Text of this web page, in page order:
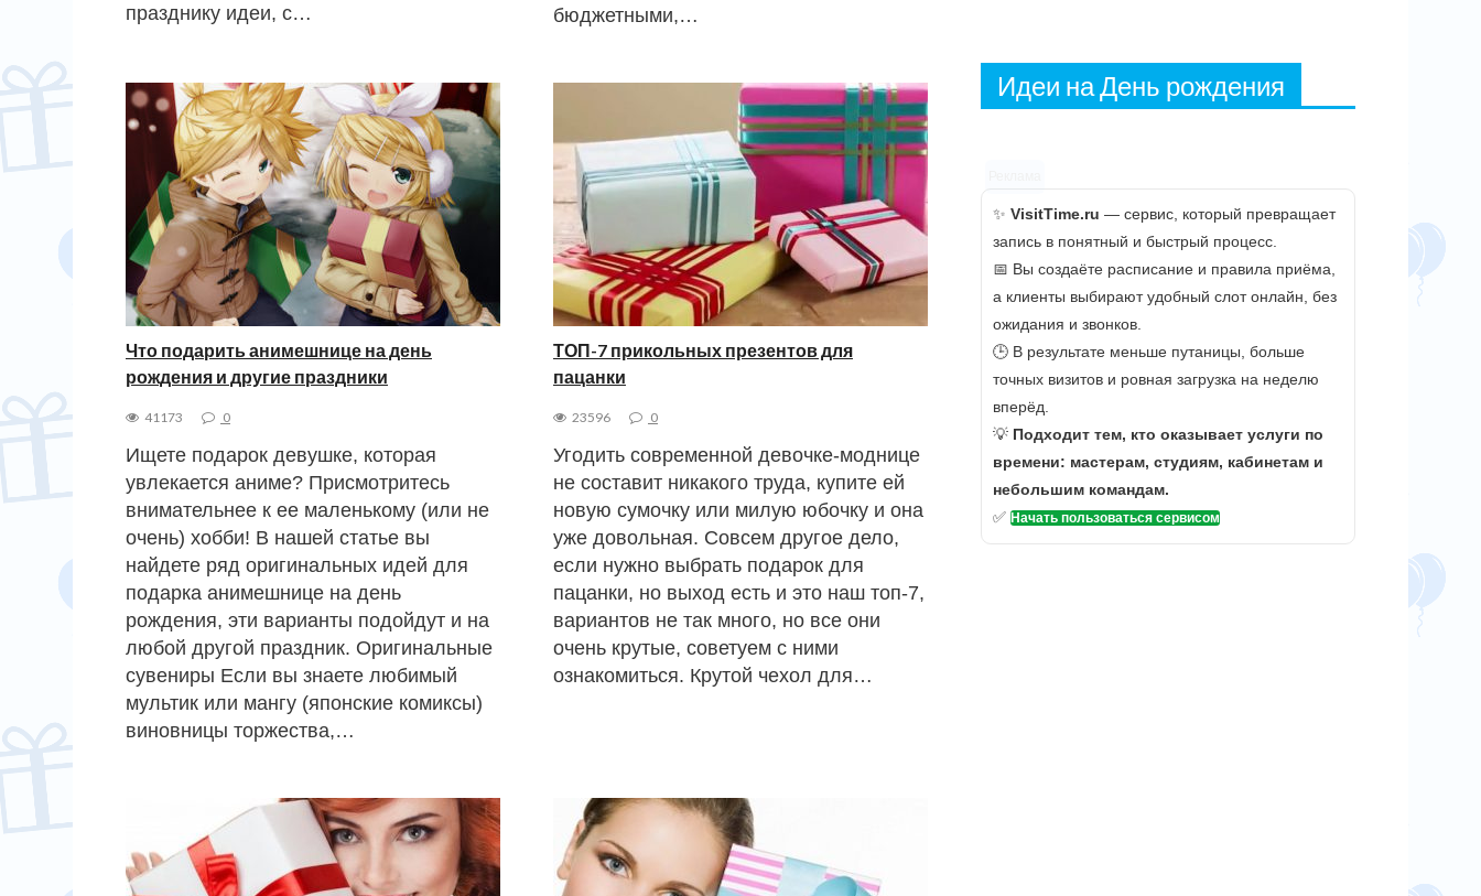
празднику идеи, с…
бюджетными,…
Что подарить анимешнице на день
рождения и другие праздники
41173 0
Ищете подарок девушке, которая
увлекается аниме? Присмотритесь
внимательнее к ее маленькому (или не
очень) хобби! В нашей статье вы
найдете ряд оригинальных идей для
подарка анимешнице на день
рождения, эти варианты подойдут и на
любой другой праздник. Оригинальные
сувениры Если вы знаете любимый
мультик или мангу (японские комиксы)
виновницы торжества,…
ТОП-7 прикольных презентов для
пацанки
23596 0
Угодить современной девочке-моднице
не составит никакого труда, купите ей
новую сумочку или милую юбочку и она
уже довольная. Совсем другое дело,
если нужно выбрать подарок для
пацанки, но выход есть и это наш топ-7,
вариантов не так много, но все они
очень крутые, советуем с ними
ознакомиться. Крутой чехол для…
Идеи на День рождения
✨ VisitTime.ru — сервис, который превращает
запись в понятный и быстрый процесс.
📅 Вы создаёте расписание и правила приёма,
а клиенты выбирают удобный слот онлайн, без
ожидания и звонков.
🕒 В результате меньше путаницы, больше
точных визитов и ровная загрузка на неделю
вперёд.
💡 Подходит тем, кто оказывает услуги по
времени: мастерам, студиям, кабинетам и
небольшим командам.
✅ Начать пользоваться сервисом